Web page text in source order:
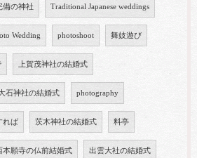
備の神社 Traditional Japanese weddings
Wedding photoshoot 舞妓遊び
上賀茂神社の結婚式
石神社の結婚式 photography
れば 茨木神社の結婚式 料亭
本願寺の仏前結婚式 出雲大社の結婚式